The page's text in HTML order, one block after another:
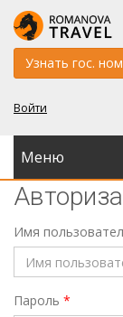
Узнать гос.
Войти
Меню
Имя
Пароль *